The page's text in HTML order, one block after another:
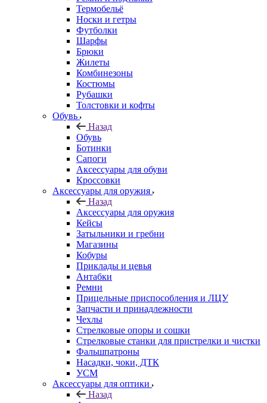
Термобельё
Носки и гетры
Футболки
Шарфы
Брюки
Жилеты
Комбинезоны
Костюмы
Рубашки
Толстовки и кофты
Обувь
Назад
Обувь
Ботинки
Сапоги
Аксессуары для обуви
Кроссовки
Аксессуары для оружия
Назад
Аксессуары для оружия
Кейсы
Затыльники и гребни
Магазины
Кобуры
Приклады и цевья
Антабки
Ремни
Прицельные приспособления и ЛЦУ
Запчасти и принадлежности
Чехлы
Стрелковые опоры и сошки
Стрелковые станки для пристрелки и чистки
Фальшпатроны
Насадки, чоки, ДТК
УСМ
Аксессуары для оптики
Назад